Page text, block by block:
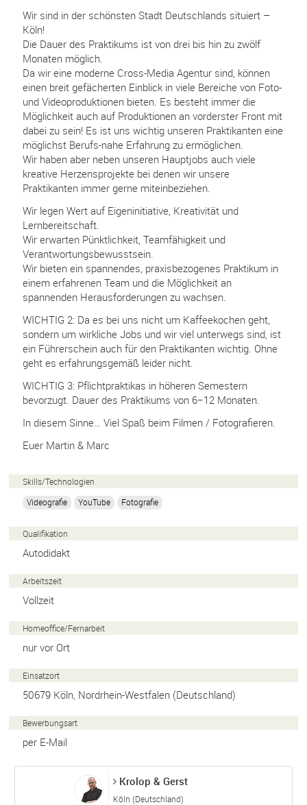
Wir sind in der schönsten Stadt Deutschlands situiert –
Köln!
Die Dauer des Praktikums ist von drei bis hin zu zwölf
Monaten möglich.
Da wir eine moderne Cross-Media Agentur sind, können
einen breit gefächerten Einblick in viele Bereiche von Foto-
und Videoproduktionen bieten. Es besteht immer die
Möglichkeit auch auf Produktionen an vorderster Front mit
dabei zu sein! Es ist uns wichtig unseren Praktikanten eine
möglichst Berufs-nahe Erfahrung zu ermöglichen.
Wir haben aber neben unseren Hauptjobs auch viele
kreative Herzensprojekte bei denen wir unsere
Praktikanten immer gerne miteinbeziehen.
Wir legen Wert auf Eigeninitiative, Kreativität und
Lernbereitschaft.
Wir erwarten Pünktlichkeit, Teamfähigkeit und
Verantwortungsbewusstsein.
Wir bieten ein spannendes, praxisbezogenes Praktikum in
einem erfahrenen Team und die Möglichkeit an
spannenden Herausforderungen zu wachsen.
WICHTIG 2: Da es bei uns nicht um Kaffeekochen geht,
sondern um wirkliche Jobs und wir viel unterwegs sind, ist
ein Führerschein auch für den Praktikanten wichtig. Ohne
geht es erfahrungsgemäß leider nicht.
WICHTIG 3: Pflichtpraktikas in höheren Semestern
bevorzugt. Dauer des Praktikums von 6−12 Monaten.
In diesem Sinne… Viel Spaß beim Filmen / Fotografieren.
Euer Martin & Marc
Skills/Technologien
Videografie
YouTube Fotografie
Qualifikation
Autodidakt
Arbeitszeit
Vollzeit
Homeoffice/Fernarbeit
nur vor Ort
Einsatzort
50679 Köln, Nordrhein-Westfalen (Deutschland)
Bewerbungsart
per E-Mail
Krolop & Gerst
Köln (Deutschland)